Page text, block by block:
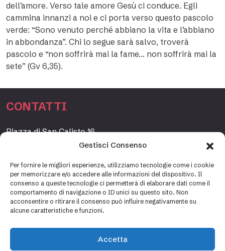
Gestisci Consenso
Per fornire le migliori esperienze, utilizziamo tecnologie come i cookie
per memorizzare e/o accedere alle informazioni del dispositivo. Il
consenso a queste tecnologie ci permetterà di elaborare dati come il
comportamento di navigazione o ID unici su questo sito. Non
acconsentire o ritirare il consenso può influire negativamente su
alcune caratteristiche e funzioni.
Accetta
dell’amore. Verso tale amore Gesù ci conduce. Egli
cammina innanzi a noi e ci porta verso questo pascolo
verde: “Sono venuto perché abbiano la vita e l’abbiano
in abbondanza”. Chi lo segue sarà salvo, troverà
pascolo e “non soffrirà mai la fame… non soffrirà mai la
sete” (Gv 6,35).
CONTATTI
Piazza di San Calisto 16,
www.fondazioneetagrande.org
SEGRETERIA
info@fondazioneetagrande.it